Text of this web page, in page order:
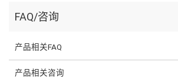
FAQ/咨询
产品相关FAQ
产品相关咨询